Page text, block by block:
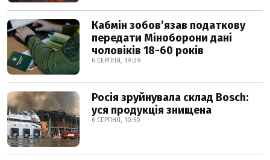
Кабмін зобовʼязав податкову
передати Міноборони дані
чоловіків 18-60 років
6 СЕРПНЯ, 19:39
Росія зруйнувала склад Bosch:
уся продукція знищена
6 СЕРПНЯ, 10:50